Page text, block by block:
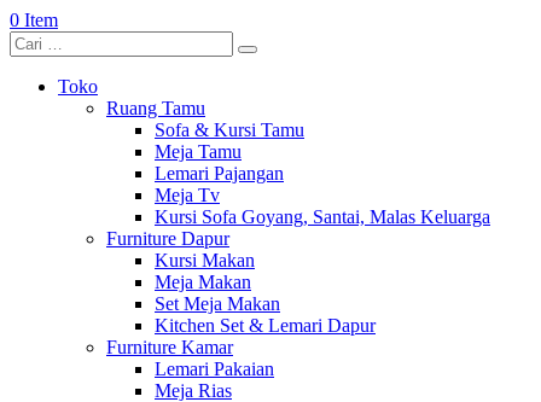
0 Item
Toko
Ruang Tamu
Sofa & Kursi Tamu
Meja Tamu
Lemari Pajangan
Meja Tv
Kursi Sofa Goyang, Santai, Malas Keluarga
Furniture Dapur
Kursi Makan
Meja Makan
Set Meja Makan
Kitchen Set & Lemari Dapur
Furniture Kamar
Lemari Pakaian
Meja Rias